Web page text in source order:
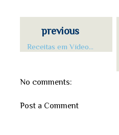
previous
Receitas em Vídeo...
No comments:
Post a Comment